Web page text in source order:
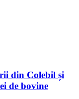
din Colebil și
de bovine